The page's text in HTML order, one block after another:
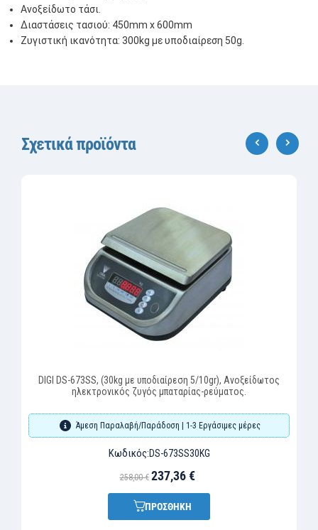
Ανοξείδωτο τάσι.
Διαστάσεις τασιού: 450mm x 600mm
Ζυγιστική ικανότητα: 300kg με υποδιαίρεση 50g.
Σχετικά προϊόντα
DIGI DS-673SS, (30kg με υποδιαίρεση 5/10gr), Ανοξείδωτος
ηλεκτρονικός ζυγός μπαταρίας-ρεύματος.
Άμεση Παραλαβή/Παράδοση | 1-3 Εργάσιμες μέρες
Κωδικός:DS-673SS30KG
258,00 € 237,36 €
ΠΡΟΣΘΗΚΗ